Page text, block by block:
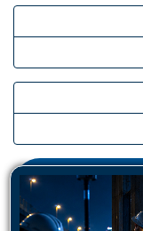
COMPILA IL